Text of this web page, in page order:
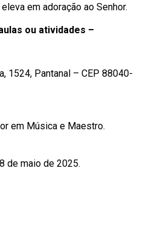
em adoração ao Senhor.
ou atividades –
1524, Pantanal – CEP 88040-
em Música e Maestro.
de maio de 2025.